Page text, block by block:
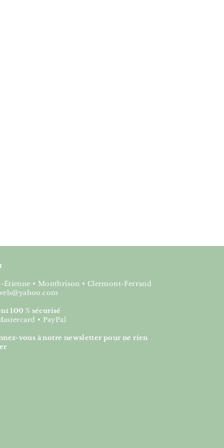
Étienne • Montbrison • Clermont-Ferrand
100 % sécurisé
• PayPal
vous à notre newsletter pour ne rien